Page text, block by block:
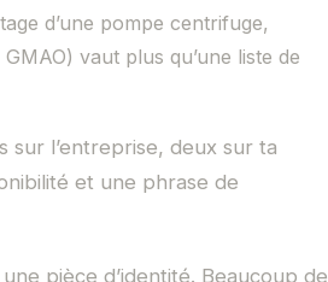
d’une pompe centrifuge,
vaut plus qu’une liste de
sur l’entreprise, deux sur ta
et une phrase de
pièce d’identité. Beaucoup de